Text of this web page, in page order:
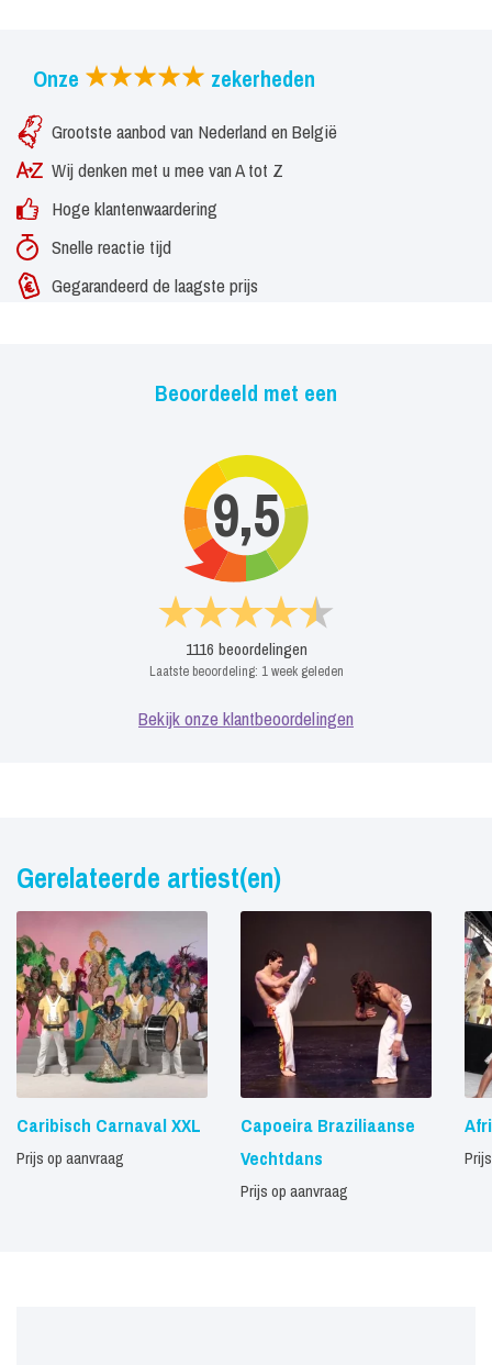
Onze zekerheden
Grootste aanbod van Nederland en België
Wij denken met u mee van A tot Z
Hoge klantenwaardering
Snelle reactie tijd
Gegarandeerd de laagste prijs
Beoordeeld met een
9,5
1116 beoordelingen
Laatste beoordeling: 1 week geleden
Bekijk onze klantbeoordelingen
Gerelateerde artiest(en)
Caribisch Carnaval XXL
Prijs op aanvraag
Capoeira Braziliaanse
Vechtdans
Prijs op aanvraag